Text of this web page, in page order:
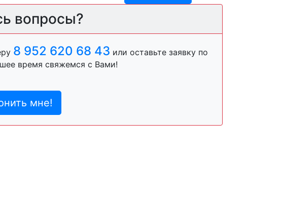
вопросы?
8 952 620 68 43 или оставьте заявку по
время свяжемся с Вами!
мне!